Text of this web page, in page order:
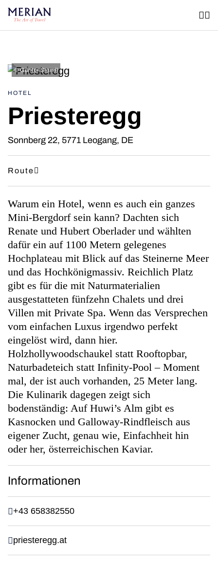
Informationen
+43 658382550
priesteregg.at
© Günter Standl
HOTEL
Priesteregg
Sonnberg 22, 5771 Leogang, DE
Route
Warum ein Hotel, wenn es auch ein ganzes
Mini-Bergdorf sein kann? Dachten sich
Renate und Hubert Oberlader und wählten
dafür ein auf 1100 Metern gelegenes
Hochplateau mit Blick auf das Steinerne Meer
und das Hochkönigmassiv. Reichlich Platz
gibt es für die mit Naturmaterialien
ausgestatteten fünfzehn Chalets und drei
Villen mit Private Spa. Wenn das Versprechen
vom einfachen Luxus irgendwo perfekt
eingelöst wird, dann hier.
Holzhollywoodschaukel statt Rooftopbar,
Naturbadeteich statt Infinity-Pool – Moment
mal, der ist auch vorhanden, 25 Meter lang.
Die Kulinarik dagegen zeigt sich
bodenständig: Auf Huwi’s Alm gibt es
Kasnocken und Galloway-Rindfleisch aus
eigener Zucht, genau wie, Einfachheit hin
oder her, österreichischen Kaviar.